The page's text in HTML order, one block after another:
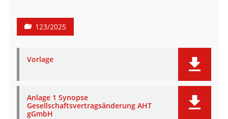
123/2025
Vorlage
Anlage 1 Synopse
Gesellschaftsvertragsänderung AHT
gGmbH